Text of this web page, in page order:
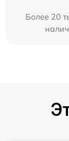
Более 20